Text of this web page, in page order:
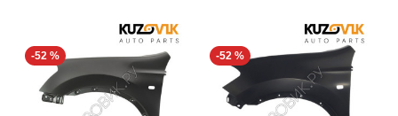
-52 % -52 %